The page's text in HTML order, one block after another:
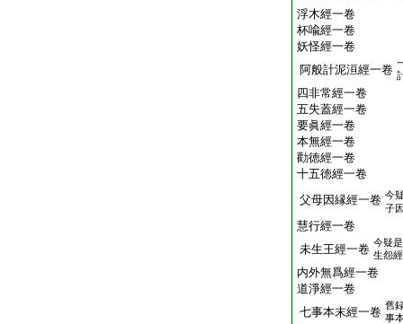
浮木經一卷
杯喩經一卷
妖怪經一卷
阿般計泥洹經一卷
四非常經一卷
五失蓋經一卷
要眞經一卷
本無經一卷
勸徳經一卷
十五徳經一卷
父母因縁經一卷 今
子
慧行經一卷
未生王經一卷 今疑
生怨經
内外無爲經一卷
道淨經一卷
七事本末經一卷 舊
事